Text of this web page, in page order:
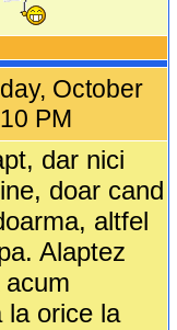
October
PM
dar nici
doar cand
altfel
Alaptez
la orice la